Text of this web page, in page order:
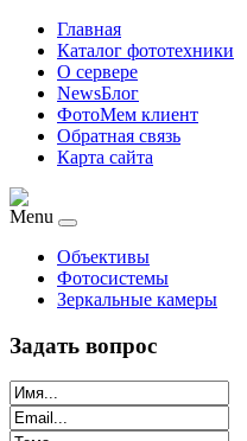
Главная
Каталог фототехники
О сервере
NewsБлог
ФотоМем клиент
Обратная связь
Карта сайта
Menu
Объективы
Фотосистемы
Зеркальные камеры
Задать вопрос